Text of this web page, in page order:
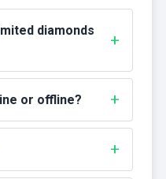
diamonds
or offline?